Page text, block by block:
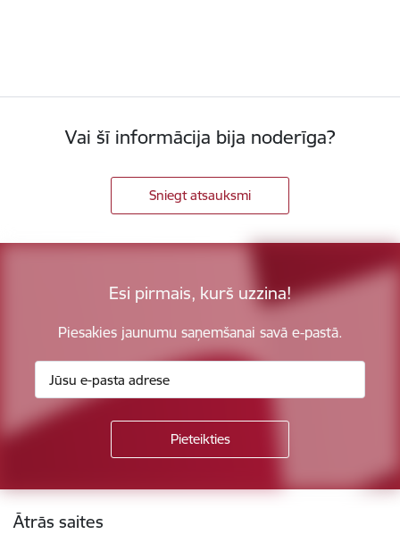
Vai šī informācija bija noderīga?
Sniegt atsauksmi
Esi pirmais, kurš uzzina!
Piesakies jaunumu saņemšanai savā e-pastā.
Kājene
Ātrās saites